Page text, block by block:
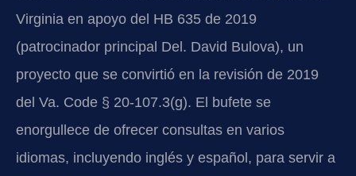
Virginia en apoyo del HB 635 de 2019
(patrocinador principal Del. David Bulova), un
proyecto que se convirtió en la revisión de 2019
del Va. Code § 20-107.3(g). El bufete se
enorgullece de ofrecer consultas en varios
idiomas, incluyendo inglés y español, para servir a